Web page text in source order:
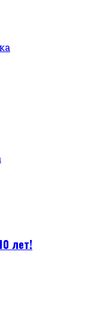
лет!